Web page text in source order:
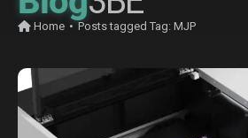
Home • Posts tagged Tag: MJP